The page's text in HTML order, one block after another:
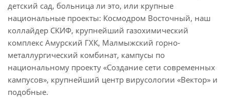
детский сад, больница ли это, или крупные
национальные проекты: Космодром Восточный, наш
коллайдер СКИФ, крупнейший газохимический
комплекс Амурский ГХК, Малмыжский горно-
металлургический комбинат, кампусы по
национальному проекту «Создание сети современных
кампусов», крупнейший центр вирусологии «Вектор» и
подобные.